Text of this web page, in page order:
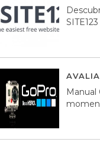
SITE123
Manual